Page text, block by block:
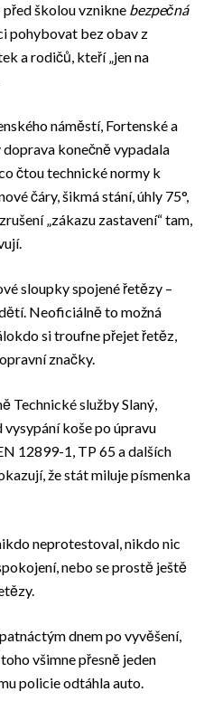
školou vznikne bezpečná
pohybovat bez obav z
a rodičů, kteří „jen na
náměstí, Fortenské a
doprava konečně vypadala
čtou technické normy k
čáry, šikmá stání, úhly 75°,
„zákazu zastavení“ tam,
sloupky spojené řetězy –
Neoficiálně to možná
si troufne přejet řetěz,
značky.
Technické služby Slaný,
vysypání koše po úpravu
12899-1, TP 65 a dalších
že stát miluje písmenka
neprotestoval, nikdo nic
nebo se prostě ještě
dnem po vyvěšení,
všimne přesně jeden
policie odtáhla auto.